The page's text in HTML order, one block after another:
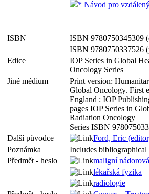
* Návod pro
ISBN
ISBN 9780750345309
ISBN 9780750337526
Edice
IOP Series in Global
Oncology Series
Jiné médium
Print version:
Global Oncology. First
England : IOP
pages IOP Series in
Radiation Oncology
Series ISBN
Další původce
Ford, Eric
Poznámka
Includes bibliographical
Předmět - heslo
maligní
lékařská fyzika
radiologie